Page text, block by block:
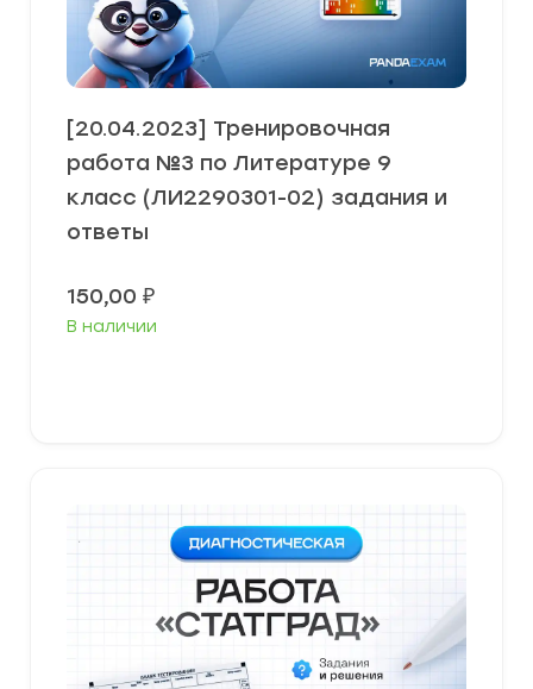
[20.04.2023] Тренировочная
работа №3 по Литературе 9
класс (ЛИ2290301-02) задания и
ответы
150,00 ₽
В наличии